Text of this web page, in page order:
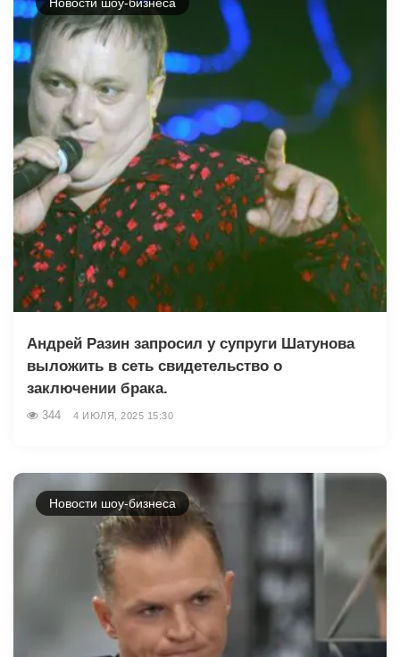
Андрей Разин запросил у супруги Шатунова
выложить в сеть свидетельство о
заключении брака.
344 4 ИЮЛЯ, 2025 15:30
Новости шоу-бизнеса